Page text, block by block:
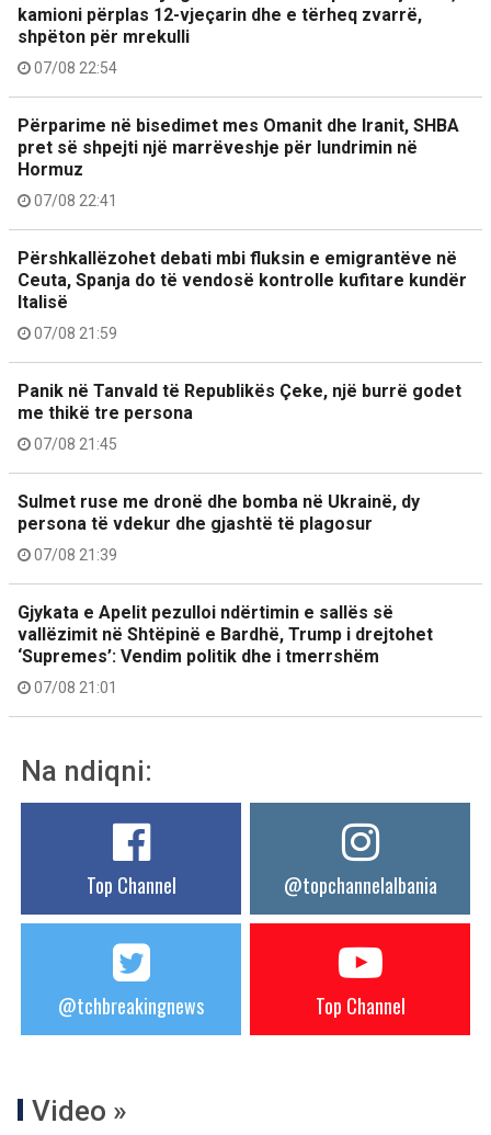
kamioni përplas 12-vjeçarin dhe e tërheq zvarrë,
shpëton për mrekulli
07/08 22:54
Përparime në bisedimet mes Omanit dhe Iranit, SHBA
pret së shpejti një marrëveshje për lundrimin në
Hormuz
07/08 22:41
Përshkallëzohet debati mbi fluksin e emigrantëve në
Ceuta, Spanja do të vendosë kontrolle kufitare kundër
Italisë
07/08 21:59
Panik në Tanvald të Republikës Çeke, një burrë godet
me thikë tre persona
07/08 21:45
Sulmet ruse me dronë dhe bomba në Ukrainë, dy
persona të vdekur dhe gjashtë të plagosur
07/08 21:39
Gjykata e Apelit pezulloi ndërtimin e sallës së
vallëzimit në Shtëpinë e Bardhë, Trump i drejtohet
‘Supremes’: Vendim politik dhe i tmerrshëm
07/08 21:01
Na ndiqni:
Top Channel @topchannelalbania
@tchbreakingnews Top Channel
Video »